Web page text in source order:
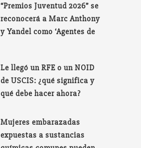
“Premios Juventud 2026” se
reconocerá a Marc Anthony
y Yandel como ‘Agentes de
Le llegó un RFE o un NOID
de USCIS: ¿qué significa y
qué debe hacer ahora?
Mujeres embarazadas
expuestas a sustancias